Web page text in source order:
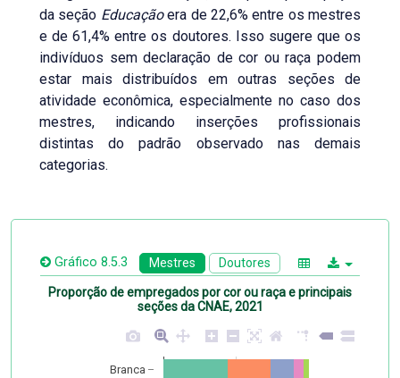
da seção Educaçãoera de 22,6% entre os mestres
e de 61,4% entre os doutores. Isso sugere que os
indivíduos sem declaração de cor ou raça podem
estar mais distribuídos em outras seções de
atividade econômica, especialmente no caso dos
mestres, indicando inserções profissionais
distintas do padrão observado nas demais
categorias.
Gráfico 8.5.3 Mestres Doutores
Proporção de empregados por cor ou raça e principais
seções da CNAE, 2021
Branca